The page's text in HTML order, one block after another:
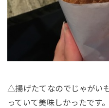
△揚げたてなのでじゃがい
っていて美味しかったです。